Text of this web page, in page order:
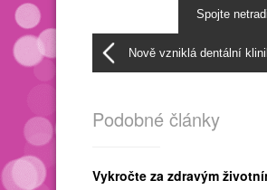
Spojte
Nově vzniklá dentální
Podobné články
Vykročte za zdravým